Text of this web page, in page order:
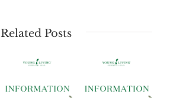
Related Posts